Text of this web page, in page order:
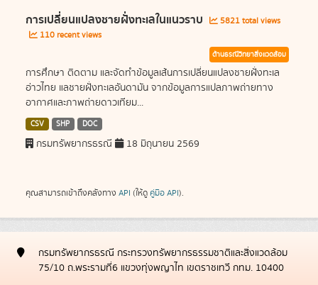
การเปลี่ยนแปลงชายฝั่งทะเลในแนวราบ
5821 total views
110 recent views
ด้านธรณีวิทยาสิ่งแวดล้อม
การศึกษา ติดตาม และจัดทำข้อมูลเส้นการเปลี่ยนแปลงชายฝั่งทะเล
อ่าวไทย แลชายฝั่งทะเลอันดามัน จากข้อมูลการแปลภาพถ่ายทาง
อากาศและภาพถ่ายดาวเทียม...
CSV SHP DOC
กรมทรัพยากรธรณี 18 มิถุนายน 2569
คุณสามารถเข้าถึงคลังทาง API (ให้ดู คู่มือ API).
กรมทรัพยากรธรณี กระทรวงทรัพยากรธรรมชาติและสิ่งแวดล้อม
75/10 ถ.พระรามที่6 แขวงทุ่งพญาไท เขตราชเทวี กทม. 10400